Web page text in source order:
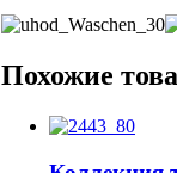
Похожие